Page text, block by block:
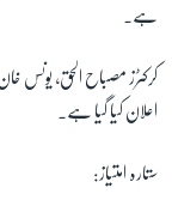
زبان
ہے۔
کرکٹرز مصباح الحق، یونس
اعلان کیا گیا ہے۔
ستارہ امتیاز: